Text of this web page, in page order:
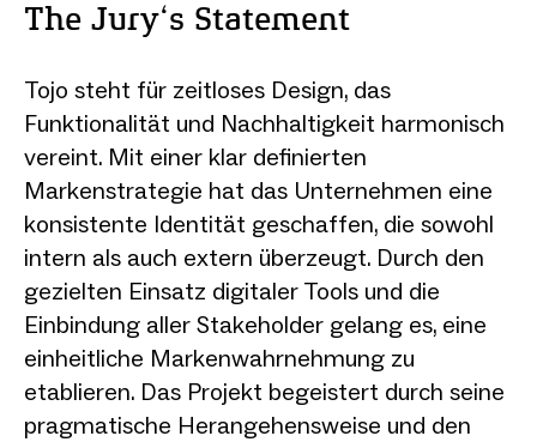
The Jury‘s Statement
Tojo steht für zeitloses Design, das
Funktionalität und Nachhaltigkeit harmonisch
vereint. Mit einer klar definierten
Markenstrategie hat das Unternehmen eine
konsistente Identität geschaffen, die sowohl
intern als auch extern überzeugt. Durch den
gezielten Einsatz digitaler Tools und die
Einbindung aller Stakeholder gelang es, eine
einheitliche Markenwahrnehmung zu
etablieren. Das Projekt begeistert durch seine
pragmatische Herangehensweise und den